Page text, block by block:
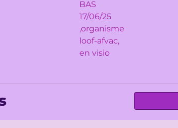
BAS
17/06/25
,organisme
loof-afvac,
en visio